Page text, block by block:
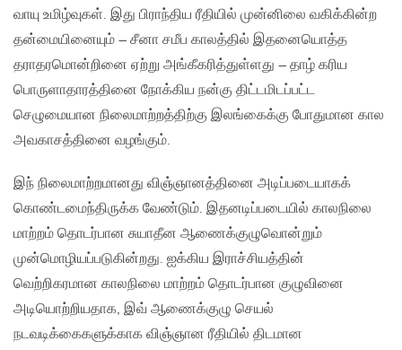
வாயு உமிழ்வுகள். இது பிராந்திய ரீதியில் முன்னிலை வகிக்கின்ற
தன்மையினையும் – சீனா சமீப காலத்தில் இதனையொத்த
தராதரமொன்றினை ஏற்று அங்கீகரித்துள்ளது – தாழ் கரிய
பொருளாதாரத்தினை நோக்கிய நன்கு திட்டமிடப்பட்ட
செழுமையான நிலைமாற்றத்திற்கு இலங்கைக்கு போதுமான கால
அவகாசத்தினை வழங்கும்.
இந் நிலைமாற்றமானது விஞ்ஞானத்தினை அடிப்படையாகக்
கொண்டமைந்திருக்க வேண்டும். இதனடிப்படையில் காலநிலை
மாற்றம் தொடர்பான சுயாதீன ஆணைக்குழுவொன்றும்
முன்மொழியப்படுகின்றது. ஐக்கிய இராச்சியத்தின்
வெற்றிகரமான காலநிலை மாற்றம் தொடர்பான குழுவினை
அடியொற்றியதாக, இவ் ஆணைக்குழு செயல்
நடவடிக்கைகளுக்காக விஞ்ஞான ரீதியில் திடமான